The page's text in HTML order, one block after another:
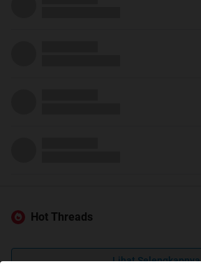
Hot Threads
Lihat Selengkapnya